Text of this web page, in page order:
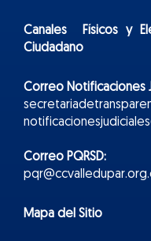
Canales Físicos y
Ciudadano
Correo Notificaciones
Correo PQRSD:
Mapa del Sitio